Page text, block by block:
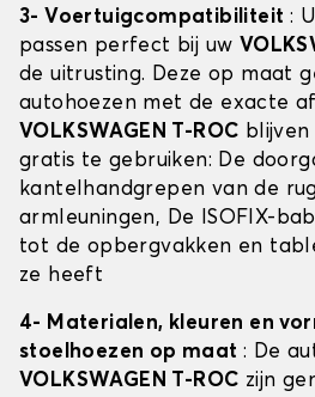
3- Voertuigcompatibiliteit :
passen perfect bij uw
de uitrusting. Deze op maat
autohoezen met de exacte
VOLKSWAGEN T-ROC
gratis te gebruiken: De
kantelhandgrepen van de
armleuningen, De ISOFIX-
tot de opbergvakken en
ze heeft
4- Materialen, kleuren en
stoelhoezen op maat : De
VOLKSWAGEN T-ROC zijn